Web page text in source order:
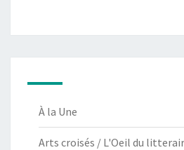
À la Une
Arts croisés / L'Oeil du